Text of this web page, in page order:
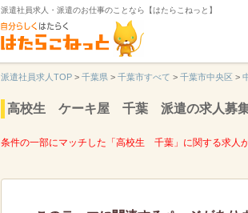
派遣社員求人・派遣のお仕事のことなら【はたらこねっと】
派遣社員求人TOP > 千葉県 > 千葉市すべて > 千葉市中央区 >
高校生 ケーキ屋 千葉 派遣の求人募
条件の一部にマッチした「高校生 千葉」に関する求人が